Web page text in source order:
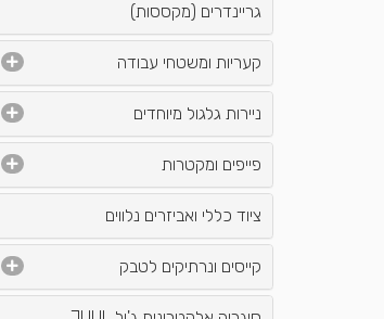
גריינדרים (מקססות)
קעריות ומשטחי עבודה
ניירות גלגול מיוחדים
פייפים ומקטרות
ציוד כללי ואביזרים נלווים
קייסים ונרתיקים לטבק